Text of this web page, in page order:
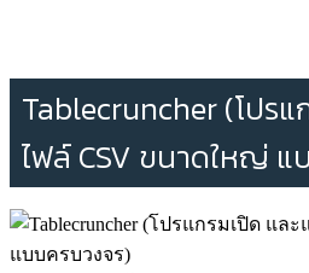
Tablecruncher (โปรแ
ไฟล์ CSV ขนาดใหญ่ แ